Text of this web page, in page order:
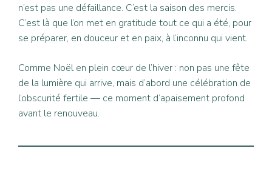
n’est pas une défaillance. C’est la saison des mercis.
C’est là que l’on met en gratitude tout ce qui a été, pour
se préparer, en douceur et en paix, à l’inconnu qui vient.
Comme Noël en plein cœur de l’hiver : non pas une fête
de la lumière qui arrive, mais d’abord une célébration de
l’obscurité fertile — ce moment d’apaisement profond
avant le renouveau.